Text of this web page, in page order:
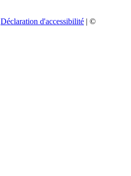
Déclaration d'accessibilité | ©